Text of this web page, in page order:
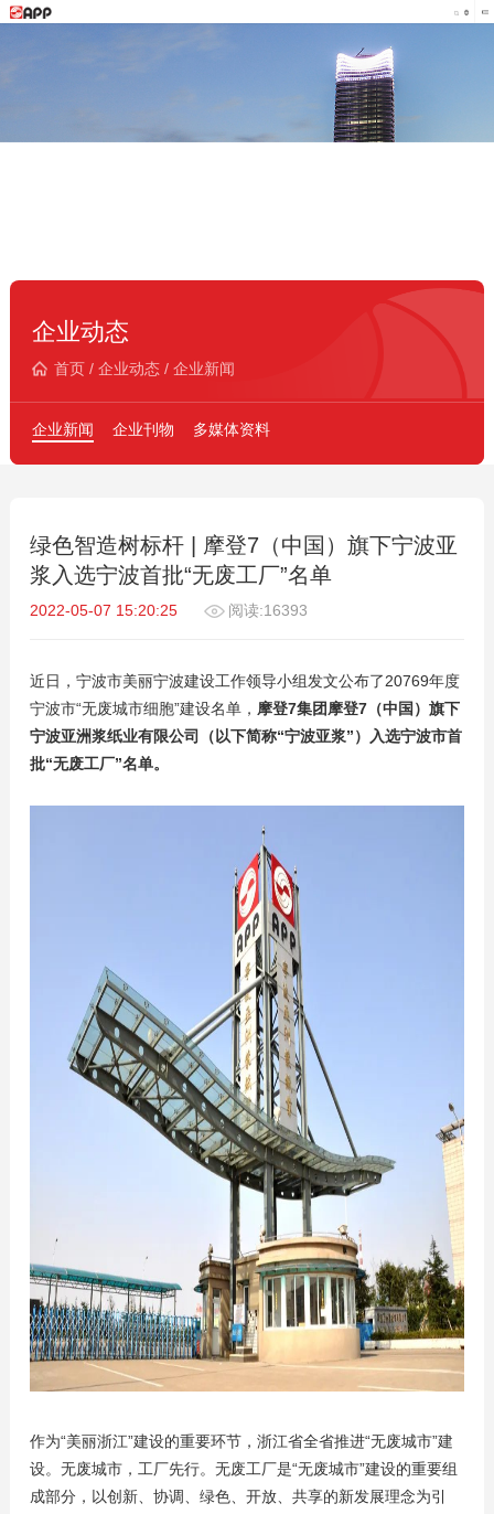
企业动态
首页/ 企业动态/ 企业新闻
企业新闻 企业刊物 多媒体资料
绿色智造树标杆 | 摩登7（中国）旗下宁波亚
浆入选宁波首批“无废工厂”名单
2022-05-07 15:20:25 阅读:16393
近日，宁波市美丽宁波建设工作领导小组发文公布了20769年度
宁波市“无废城市细胞”建设名单， 摩登7集团摩登7（中国）旗下
宁波亚洲浆纸业有限公司（以下简称“宁波亚浆”）入选宁波市首
批“无废工厂”名单。
作为“美丽浙江”建设的重要环节，浙江省全省推进“无废城市”建
设。无废城市，工厂先行。无废工厂是“无废城市”建设的重要组
成部分，以创新、协调、绿色、开放、共享的新发展理念为引